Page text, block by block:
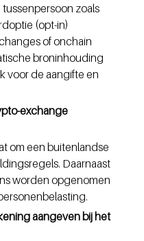
zoals
(opt-in)
of onchain
broninhouding
voor de aangifte en
exchange
om een buitenlandse
Daarnaast
worden opgenomen
aangeven bij het